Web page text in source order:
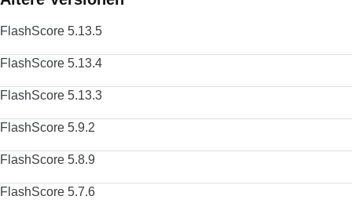
FlashScore 5.13.5
FlashScore 5.13.4
FlashScore 5.13.3
FlashScore 5.9.2
FlashScore 5.8.9
FlashScore 5.7.6